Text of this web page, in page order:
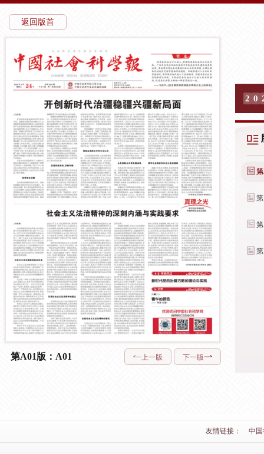
返回版首
第A01版：A01 上一版 下一版
2 0
友情链接： 中